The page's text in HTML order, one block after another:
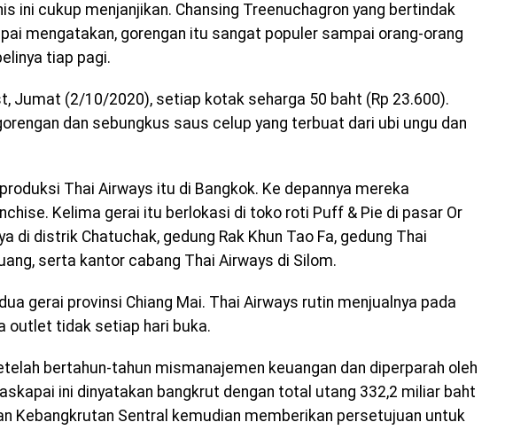
ini cukup menjanjikan. Chansing Treenuchagron yang bertindak
mengatakan, gorengan itu sangat populer sampai orang-orang
tiap pagi.
Jumat (2/10/2020), setiap kotak seharga 50 baht (Rp 23.600).
dan sebungkus saus celup yang terbuat dari ubi ungu dan
Thai Airways itu di Bangkok. Ke depannya mereka
Kelima gerai itu berlokasi di toko roti Puff & Pie di pasar Or
di distrik Chatuchak, gedung Rak Khun Tao Fa, gedung Thai
serta kantor cabang Thai Airways di Silom.
gerai provinsi Chiang Mai. Thai Airways rutin menjualnya pada
outlet tidak setiap hari buka.
bertahun-tahun mismanajemen keuangan dan diperparah oleh
ini dinyatakan bangkrut dengan total utang 332,2 miliar baht
Kebangkrutan Sentral kemudian memberikan persetujuan untuk